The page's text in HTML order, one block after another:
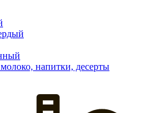
напитки, десерты